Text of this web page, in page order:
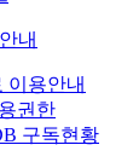
내
이용안내
권한
구독현황